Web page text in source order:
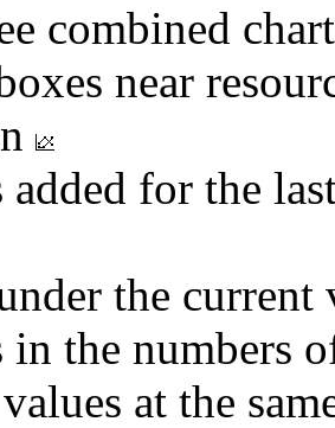
combined
near
added for the
the
in the numbers
at the